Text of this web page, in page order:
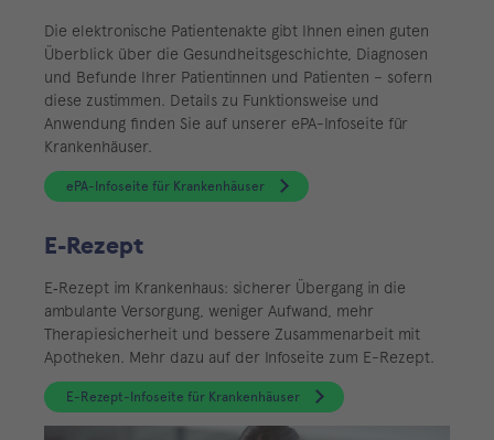
Die elektronische Patientenakte gibt Ihnen einen guten
Überblick über die Gesundheitsgeschichte, Diagnosen
und Befunde Ihrer Patientinnen und Patienten – sofern
diese zustimmen. Details zu Funktionsweise und
Anwendung finden Sie auf unserer ePA-Infoseite für
Krankenhäuser.
ePA-Infoseite für Krankenhäuser
E-Rezept
E‑Rezept im Krankenhaus: sicherer Übergang in die
ambulante Versorgung, weniger Aufwand, mehr
Therapiesicherheit und bessere Zusammenarbeit mit
Apotheken. Mehr dazu auf der Infoseite zum E-Rezept.
E-Rezept-Infoseite für Krankenhäuser